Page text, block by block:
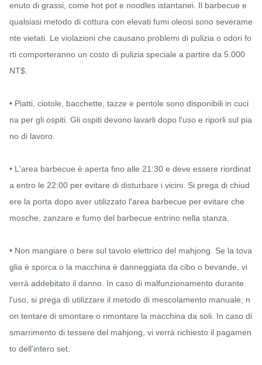
enuto di grassi, come hot pot e noodles istantanei. Il barbecue e
qualsiasi metodo di cottura con elevati fumi oleosi sono severame
nte vietati. Le violazioni che causano problemi di pulizia o odori fo
rti comporteranno un costo di pulizia speciale a partire da 5.000
NT$.
• Piatti, ciotole, bacchette, tazze e pentole sono disponibili in cuci
na per gli ospiti. Gli ospiti devono lavarli dopo l'uso e riporli sul pia
no di lavoro.
• L'area barbecue è aperta fino alle 21:30 e deve essere riordinat
a entro le 22:00 per evitare di disturbare i vicini. Si prega di chiud
ere la porta dopo aver utilizzato l'area barbecue per evitare che
mosche, zanzare e fumo del barbecue entrino nella stanza.
• Non mangiare o bere sul tavolo elettrico del mahjong. Se la tova
glia è sporca o la macchina è danneggiata da cibo o bevande, vi
verrà addebitato il danno. In caso di malfunzionamento durante
l'uso, si prega di utilizzare il metodo di mescolamento manuale; n
on tentare di smontare o rimontare la macchina da soli. In caso di
smarrimento di tessere del mahjong, vi verrà richiesto il pagamen
to dell'intero set.